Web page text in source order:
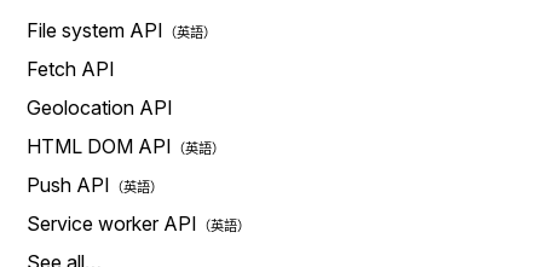
File system API
Fetch API
Geolocation API
HTML DOM API
Push API
Service worker API